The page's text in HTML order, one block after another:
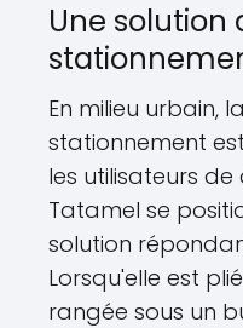
Une solution
En milieu urbain,
stationnement
les utilisateurs
Tatamel se
solution
Lorsqu'elle est
rangée sous un